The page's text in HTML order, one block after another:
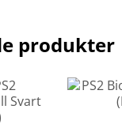
produkter